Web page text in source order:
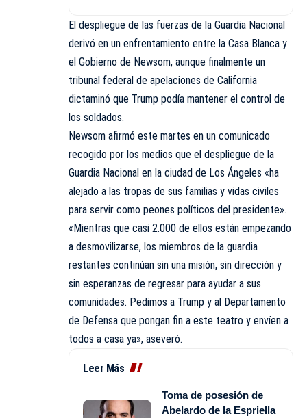
El despliegue de las fuerzas de la Guardia Nacional
derivó en un enfrentamiento entre la Casa Blanca y
el Gobierno de Newsom, aunque finalmente un
tribunal federal de apelaciones de California
dictaminó que Trump podía mantener el control de
los soldados.
Newsom afirmó este martes en un comunicado
recogido por los medios que el despliegue de la
Guardia Nacional en la ciudad de Los Ángeles «ha
alejado a las tropas de sus familias y vidas civiles
para servir como peones políticos del presidente».
«Mientras que casi 2.000 de ellos están empezando
a desmovilizarse, los miembros de la guardia
restantes continúan sin una misión, sin dirección y
sin esperanzas de regresar para ayudar a sus
comunidades. Pedimos a Trump y al Departamento
de Defensa que pongan fin a este teatro y envíen a
todos a casa ya», aseveró.
Leer Más
Toma de posesión de
Abelardo de la Espriella